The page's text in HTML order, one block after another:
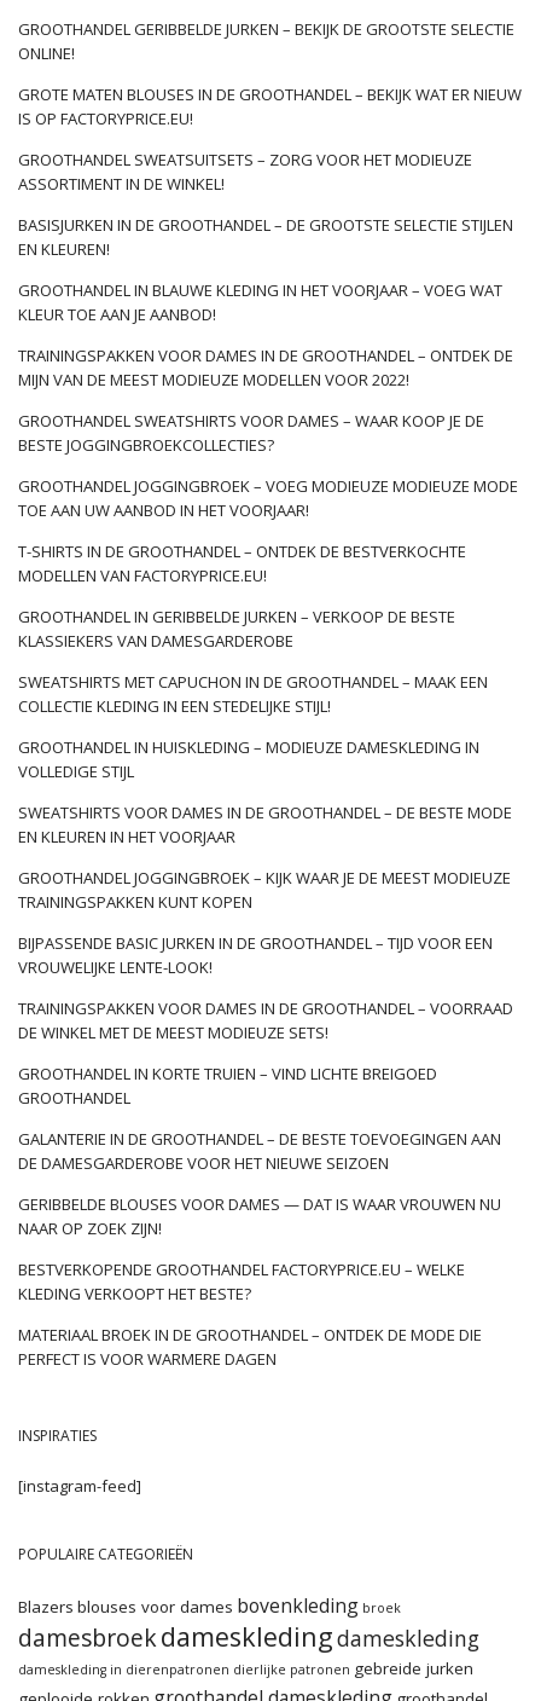
GROOTHANDEL GERIBBELDE JURKEN – BEKIJK DE GROOTSTE SELECTIE
ONLINE!
GROTE MATEN BLOUSES IN DE GROOTHANDEL – BEKIJK WAT ER NIEUW
IS OP FACTORYPRICE.EU!
GROOTHANDEL SWEATSUITSETS – ZORG VOOR HET MODIEUZE
ASSORTIMENT IN DE WINKEL!
BASISJURKEN IN DE GROOTHANDEL – DE GROOTSTE SELECTIE STIJLEN
EN KLEUREN!
GROOTHANDEL IN BLAUWE KLEDING IN HET VOORJAAR – VOEG WAT
KLEUR TOE AAN JE AANBOD!
TRAININGSPAKKEN VOOR DAMES IN DE GROOTHANDEL – ONTDEK DE
MIJN VAN DE MEEST MODIEUZE MODELLEN VOOR 2022!
GROOTHANDEL SWEATSHIRTS VOOR DAMES – WAAR KOOP JE DE
BESTE JOGGINGBROEKCOLLECTIES?
GROOTHANDEL JOGGINGBROEK – VOEG MODIEUZE MODIEUZE MODE
TOE AAN UW AANBOD IN HET VOORJAAR!
T-SHIRTS IN DE GROOTHANDEL – ONTDEK DE BESTVERKOCHTE
MODELLEN VAN FACTORYPRICE.EU!
GROOTHANDEL IN GERIBBELDE JURKEN – VERKOOP DE BESTE
KLASSIEKERS VAN DAMESGARDEROBE
SWEATSHIRTS MET CAPUCHON IN DE GROOTHANDEL – MAAK EEN
COLLECTIE KLEDING IN EEN STEDELIJKE STIJL!
GROOTHANDEL IN HUISKLEDING – MODIEUZE DAMESKLEDING IN
VOLLEDIGE STIJL
SWEATSHIRTS VOOR DAMES IN DE GROOTHANDEL – DE BESTE MODE
EN KLEUREN IN HET VOORJAAR
GROOTHANDEL JOGGINGBROEK – KIJK WAAR JE DE MEEST MODIEUZE
TRAININGSPAKKEN KUNT KOPEN
BIJPASSENDE BASIC JURKEN IN DE GROOTHANDEL – TIJD VOOR EEN
VROUWELIJKE LENTE-LOOK!
TRAININGSPAKKEN VOOR DAMES IN DE GROOTHANDEL – VOORRAAD
DE WINKEL MET DE MEEST MODIEUZE SETS!
GROOTHANDEL IN KORTE TRUIEN – VIND LICHTE BREIGOED
GROOTHANDEL
GALANTERIE IN DE GROOTHANDEL – DE BESTE TOEVOEGINGEN AAN
DE DAMESGARDEROBE VOOR HET NIEUWE SEIZOEN
GERIBBELDE BLOUSES VOOR DAMES — DAT IS WAAR VROUWEN NU
NAAR OP ZOEK ZIJN!
BESTVERKOPENDE GROOTHANDEL FACTORYPRICE.EU – WELKE
KLEDING VERKOOPT HET BESTE?
MATERIAAL BROEK IN DE GROOTHANDEL – ONTDEK DE MODE DIE
PERFECT IS VOOR WARMERE DAGEN
INSPIRATIES
[instagram-feed]
POPULAIRE CATEGORIEËN
Blazers blouses voor dames bovenkleding broek
damesbroekdameskledingdameskleding
dameskleding in dierenpatronen dierlijke patronen gebreide jurken